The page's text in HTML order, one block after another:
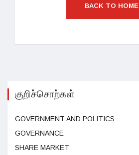
BACK TO HOME
குறிச்சொற்கள்
GOVERNMENT AND POLITICS
GOVERNANCE
SHARE MARKET